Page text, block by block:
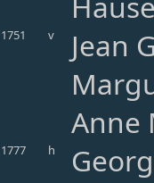
1751 v
Jean
Anne
1777 h